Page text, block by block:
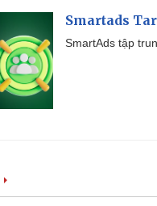
Smartads
SmartAds tập